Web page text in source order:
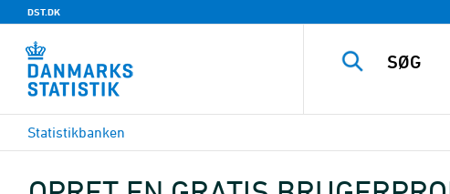
DST.DK
Statistikbanken